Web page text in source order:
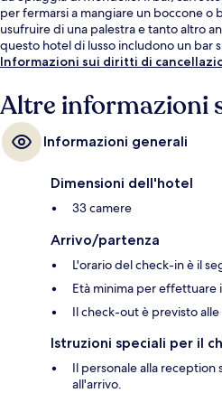
per fermarsi a mangiare un boccone o
usufruire di una palestra e tanto altro
questo hotel di lusso includono un bar
Informazioni sui diritti di
Altre informazioni
Informazioni generali
Dimensioni dell'hotel
33 camere
Arrivo/partenza
L'orario del check-in è il
Età minima per effettuare
Il check-out è previsto alle
Istruzioni speciali per il
Il personale alla reception
all'arrivo.